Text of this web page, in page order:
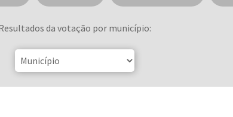
da votação por município: